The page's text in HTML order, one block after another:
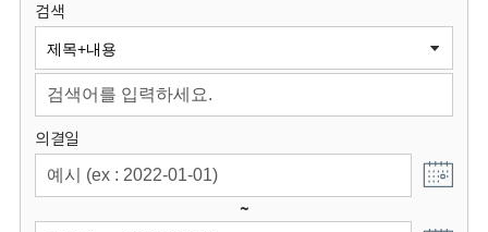
원
회
검색
의결일
~